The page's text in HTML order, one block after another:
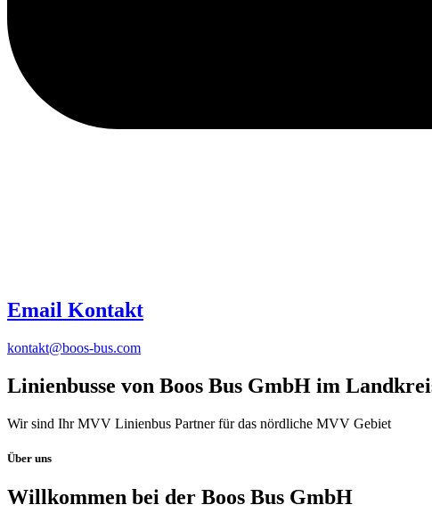
Email Kontakt
kontakt@boos-bus.com
Linienbusse von Boos Bus GmbH im
Wir sind Ihr MVV Linienbus Partner für das nördliche MVV Gebiet
Über uns
Willkommen bei der Boos Bus GmbH